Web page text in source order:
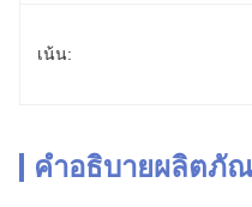
เน้น:
คำอธิบายผลิตภั